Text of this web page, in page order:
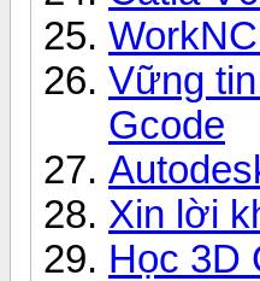
Vững
Gcode
Xin lời
Học 3D